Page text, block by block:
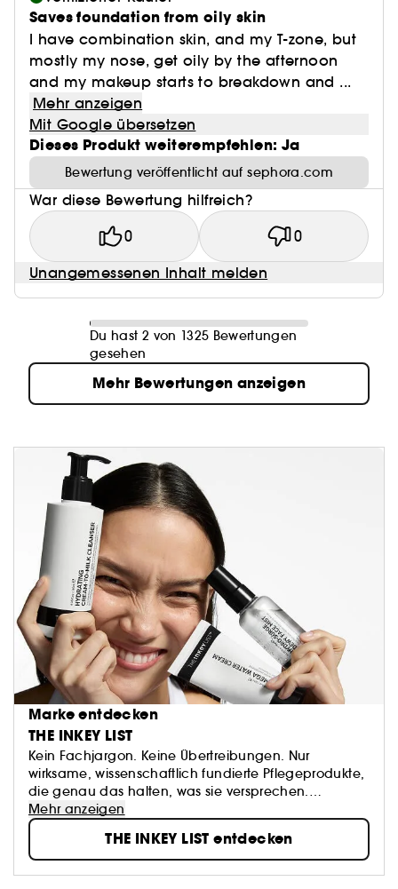
Saves foundation from oily skin
I have combination skin, and my T-zone, but
mostly my nose, get oily by the afternoon
and my makeup starts to breakdown and ...
Mehr anzeigen
Mit Google übersetzen
Dieses Produkt weiterempfehlen: Ja
Bewertung veröffentlicht auf sephora.com
War diese Bewertung hilfreich?
0 0
Unangemessenen Inhalt melden
Du hast 2 von 1325 Bewertungen
gesehen
Mehr Bewertungen anzeigen
Marke entdecken
THE INKEY LIST
Kein Fachjargon. Keine Übertreibungen. Nur
wirksame, wissenschaftlich fundierte Pflegeprodukte,
die genau das halten, was sie versprechen.
The INKEY List zeigt Ihnen, was Ihre Haut wirklich
braucht, und nicht nur, was gerade im Trend liegt.
Egal, ob Sie Neuling in Sachen Hautpflege sind oder
bereits ein Experte mit einer festen Routine, INKEY
steht Ihnen immer zur Seite – mit Innovation,
Mehr anzeigen
THE INKEY LIST entdecken